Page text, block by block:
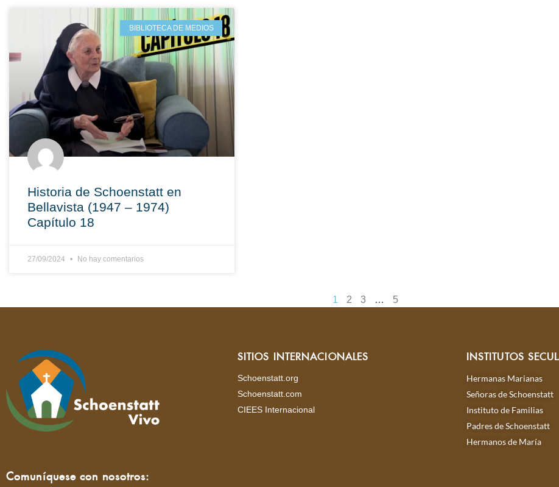
BIBLIOTECA DE MEDIOS
Historia de Schoenstatt en
Bellavista (1947 – 1974)
Capítulo 18
27/09/2024 No hay comentarios
1 2 3 … 5
SITIOS INTERNACIONALES
Schoenstatt.org
Schoenstatt.com
CIEES Internacional
INSTITUTOS
Hermanas Marianas
Señoras de Schoenstatt
Instituto de Familias
Padres de Schoenstatt
Hermanos de María
Comuníquese con nosotros: